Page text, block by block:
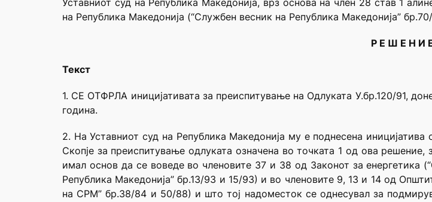
Уставниот суд на Република Македонија, врз основа на член 28 став 1
на Република Македонија (“Службен весник на Република Македонија”
Р Е Ш Е Н И
Текст
1. СЕ ОТФРЛА иницијативата за преиспитување на Одлуката У.бр.120/91,
година.
2. На Уставниот суд на Република Македонија му е поднесена иницијатива
Скопје за преиспитување одлуката означена во точката 1 од ова
имал основ да се воведе во членовите 37 и 38 од Законот за енергетика
Република Македонија” бр.13/93 и 15/93) и во членовите 9, 13 и 14 од
на СРМ” бр.38/84 и 50/88) и што тој надоместок се однесувал за